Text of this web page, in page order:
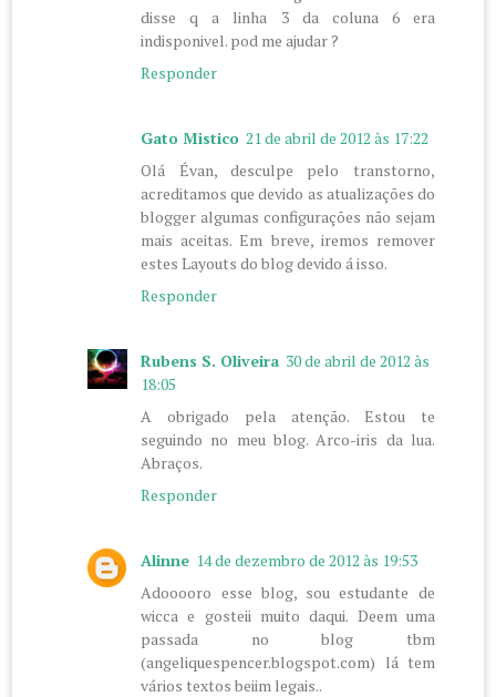
disse q a linha 3 da coluna 6 era
indisponivel. pod me ajudar ?
Responder
Gato Mistico 21 de abril de 2012 às 17:22
Olá Évan, desculpe pelo transtorno,
acreditamos que devido as atualizações do
blogger algumas configurações não sejam
mais aceitas. Em breve, iremos remover
estes Layouts do blog devido á isso.
Responder
Rubens S. Oliveira 30 de abril de 2012 às
18:05
A obrigado pela atenção. Estou te
seguindo no meu blog. Arco-iris da lua.
Abraços.
Responder
Alinne 14 de dezembro de 2012 às 19:53
Adooooro esse blog, sou estudante de
wicca e gosteii muito daqui. Deem uma
passada no blog tbm
(angeliquespencer.blogspot.com) lá tem
vários textos beiim legais..